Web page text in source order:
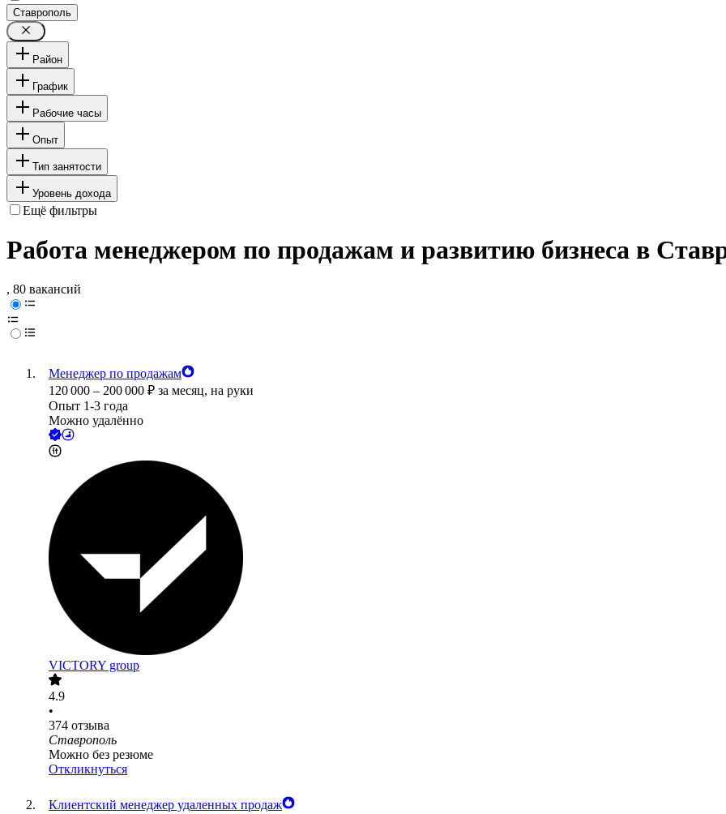
Ставрополь
Район
График
Рабочие часы
Опыт
Тип занятости
Уровень дохода
Ещё фильтры
Работа менеджером по продажам и развитию бизнеса в
, 80 вакансий
Менеджер по продажам
120 000 – 200 000 ₽ за месяц, на руки
Опыт 1-3 года
Можно удалённо
VICTORY group
4.9
•
374 отзыва
Ставрополь
Можно без резюме
Откликнуться
Клиентский менеджер удаленных продаж